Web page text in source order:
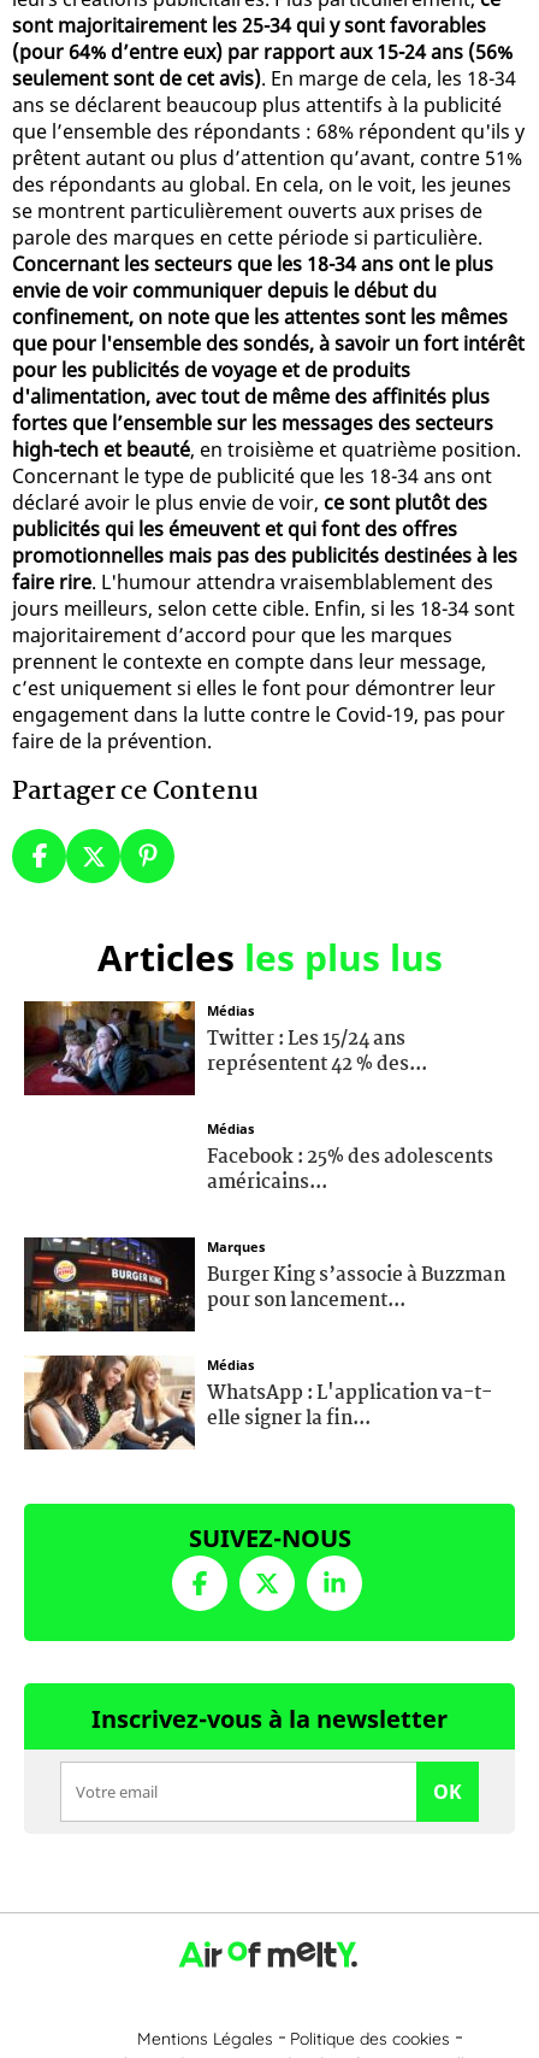
sont majoritairement les 25-34 qui y sont favorables
(pour 64% d’entre eux) par rapport aux 15-24 ans (56%
seulement sont de cet avis). En marge de cela, les 18-34
ans se déclarent beaucoup plus attentifs à la publicité
que l’ensemble des répondants : 68% répondent qu'ils y
prêtent autant ou plus d’attention qu’avant, contre 51%
des répondants au global. En cela, on le voit, les jeunes
se montrent particulièrement ouverts aux prises de
parole des marques en cette période si particulière.
Concernant les secteurs que les 18-34 ans ont le plus
envie de voir communiquer depuis le début du
confinement, on note que les attentes sont les mêmes
que pour l'ensemble des sondés, à savoir un fort intérêt
pour les publicités de voyage et de produits
d'alimentation, avec tout de même des affinités plus
fortes que l’ensemble sur les messages des secteurs
high-tech et beauté, en troisième et quatrième position.
Concernant le type de publicité que les 18-34 ans ont
déclaré avoir le plus envie de voir, ce sont plutôt des
publicités qui les émeuvent et qui font des offres
promotionnelles mais pas des publicités destinées à les
faire rire. L'humour attendra vraisemblablement des
jours meilleurs, selon cette cible. Enfin, si les 18-34 sont
majoritairement d’accord pour que les marques
prennent le contexte en compte dans leur message,
c’est uniquement si elles le font pour démontrer leur
engagement dans la lutte contre le Covid-19, pas pour
faire de la prévention.
Partager ce Contenu
Articles les plus lus
Médias
Twitter : Les 15/24 ans
représentent 42 % des...
Médias
Facebook : 25% des adolescents
américains...
Marques
Burger King s’associe à Buzzman
pour son lancement...
Médias
WhatsApp : L'application va-t-
elle signer la fin...
SUIVEZ-NOUS
Inscrivez-vous à la newsletter
OK
Mentions Légales
Politique des cookies